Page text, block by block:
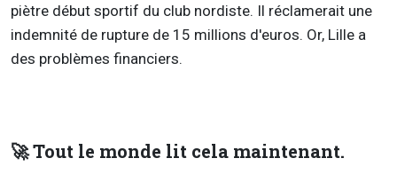
piètre début sportif du club nordiste. Il réclamerait une
indemnité de rupture de 15 millions d'euros. Or, Lille a
des problèmes financiers.
🚀 Tout le monde lit cela maintenant.